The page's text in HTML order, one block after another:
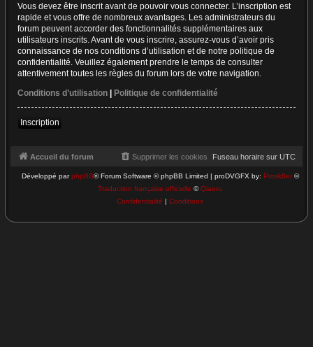
Vous devez être inscrit avant de pouvoir vous connecter. L’inscription est
rapide et vous offre de nombreux avantages. Les administrateurs du
forum peuvent accorder des fonctionnalités supplémentaires aux
utilisateurs inscrits. Avant de vous inscrire, assurez-vous d’avoir pris
connaissance de nos conditions d’utilisation et de notre politique de
confidentialité. Veuillez également prendre le temps de consulter
attentivement toutes les règles du forum lors de votre navigation.
Conditions d’utilisation | Politique de confidentialité
Inscription
Accueil du forum Fuseau horaire sur UTC
Supprimer les cookies
Développé parphpBB® Forum Software © phpBB Limited | proDVGFX by: Prosk8er©
Traduction française officielle ©Qiaeru
Confidentialité | Conditions